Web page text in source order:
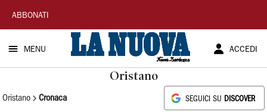
La
Nuova
Sardegna
ABBONATI
MENU ACCEDI
Oristano
Oristano Cronaca SEGUICI SU DISCOVER